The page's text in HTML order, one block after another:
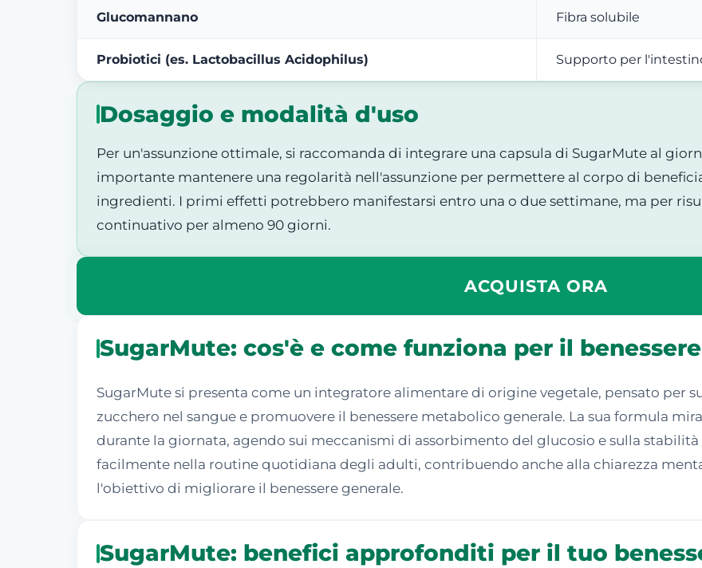
Glucomannano Fibra solubile
Probiotici (es. Lactobacillus Acidophilus) Supporto per
Dosaggio e modalità d'uso
Per un'assunzione ottimale, si raccomanda di integrare una capsula di SugarMute al
importante mantenere una regolarità nell'assunzione per permettere al corpo di
ingredienti. I primi effetti potrebbero manifestarsi entro una o due settimane, ma per
continuativo per almeno 90 giorni.
ACQUISTA ORA
SugarMute: cos'è e come funziona per il
SugarMute si presenta come un integratore alimentare di origine vegetale, pensato per
zucchero nel sangue e promuovere il benessere metabolico generale. La sua formula
durante la giornata, agendo sui meccanismi di assorbimento del glucosio e sulla
facilmente nella routine quotidiana degli adulti, contribuendo anche alla chiarezza
l'obiettivo di migliorare il benessere generale.
SugarMute: benefici approfonditi per il tuo